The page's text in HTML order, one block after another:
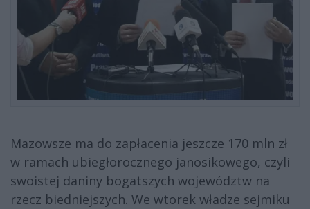
Mazowsze ma do zapłacenia jeszcze 170 mln zł
w ramach ubiegłorocznego janosikowego, czyli
swoistej daniny bogatszych województw na
rzecz biedniejszych. We wtorek władze sejmiku